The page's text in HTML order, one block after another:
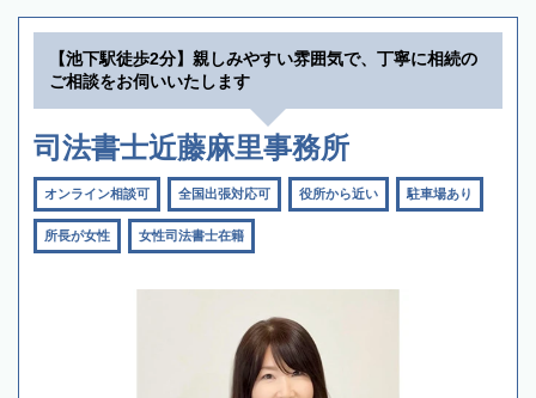
【池下駅徒歩2分】親しみやすい雰囲気で、丁寧に相続の
ご相談をお伺いいたします
司法書士近藤麻里事務所
オンライン相談可 全国出張対応可 役所から近い 駐車場あり
所長が女性 女性司法書士在籍